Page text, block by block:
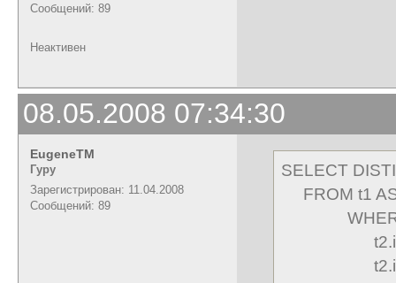
Сообщений: 89
Неактивен
08.05.2008 07:34:30
EugeneTM
Гуру
Зарегистрирован: 11.04.2008
Сообщений: 89
SELECT
FROM t1 AS
WHERE
t2.id_pr